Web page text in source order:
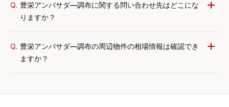
Q. 豊栄アンバサダ―調布に関する問い合わせ先はどこにな
りますか？
Q. 豊栄アンバサダ―調布の周辺物件の相場情報は確認でき
ますか？